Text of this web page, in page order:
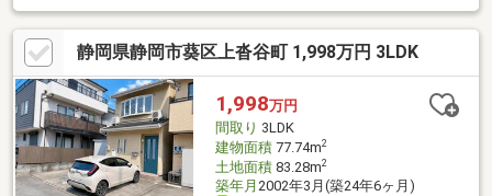
ています。◎ 子育て世帯に適した周辺環境・横内小学校まで徒歩
6分と近く、低学年のお子様の毎日の通学も負担が少なくなりま
す。・敷地内には毎日の生活や送迎に便利なお車を2台分駐車でき
るスペースを確保しています。◎ 建物の状態を示す評価書付き・
設計および建設の住宅性能評価書（既存住宅）を取得している建
物です。・静岡市葵区緑町の落ち着いた住宅街で、家族の新しい
生活をスタートできます。
静岡県静岡市葵区上沓谷町 1,998万円 3LDK
1,998万円
間取り 3LDK
建物面積77.74m2
土地面積83.28m2
築年月 2002年3月(築24年6ヶ月)